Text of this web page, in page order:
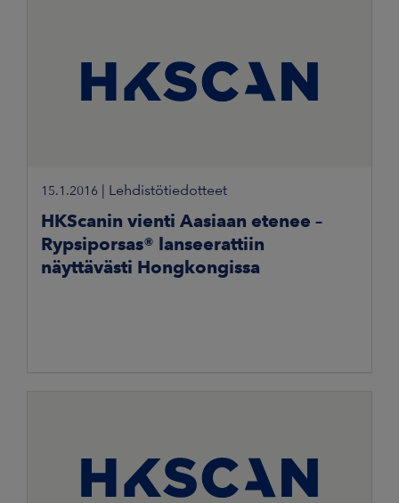
15.1.2016 Lehdistötiedotteet
HKScanin vienti Aasiaan etenee –
Rypsiporsas® lanseerattiin
näyttävästi Hongkongissa